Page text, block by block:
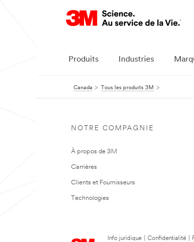
Produits Industries
Canada Tous les produits 3M
NOTRE COMPAGNIE
À propos de 3M
Carrières
Clients et Fournisseurs
Technologies
Info juridique Confidentialité